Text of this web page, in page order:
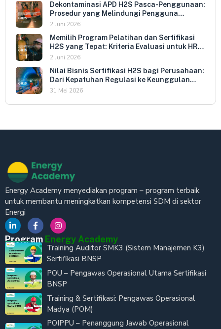
Dekontaminasi APD H2S Pasca-Penggunaan:
Prosedur yang Melindungi Pengguna
Berikutnya dan Memperpanjang Umur
2 Juni 2026
Memilih Program Pelatihan dan Sertifikasi
H2S yang Tepat: Kriteria Evaluasi untuk HR
dan HSE Manager
2 Juni 2026
Nilai Bisnis Sertifikasi H2S bagi Perusahaan:
Dari Kepatuhan Regulasi ke Keunggulan
Kompetitif
31 Mei 2026
Energy Academy menyediakan program – program terbaik
untuk membantu meningkatkan kompetensi SDM di sektor
Energi
Program Energy Academy
Training Auditor SMK3 (Sistem Manajemen K3)
Sertifikasi BNSP
POU – Pengawas Operasional Utama Sertifikasi
BNSP
Training & Sertifikasi: Pengawas Operasional
Madya (POM)
POIPPU – Penanggung Jawab Operasional